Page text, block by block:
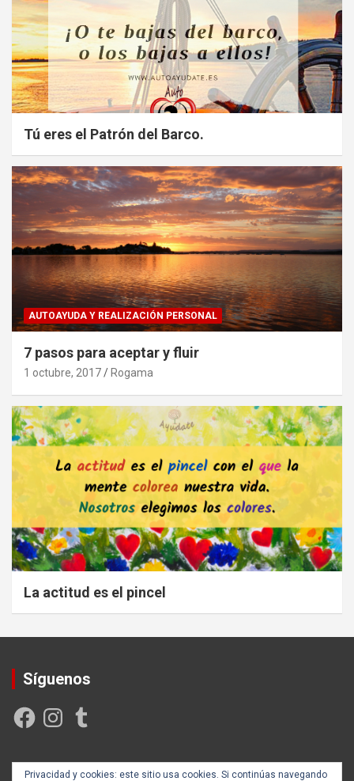
Tú eres el Patrón del Barco.
AUTOAYUDA Y REALIZACIÓN PERSONAL
7 pasos para aceptar y fluir
1 octubre, 2017 Rogama
La actitud es el pincel
Síguenos
FacebookInstagramTumblr
Privacidad y cookies: este sitio usa cookies. Si continúas navegando
Creada y posicionada por Rogama Informática